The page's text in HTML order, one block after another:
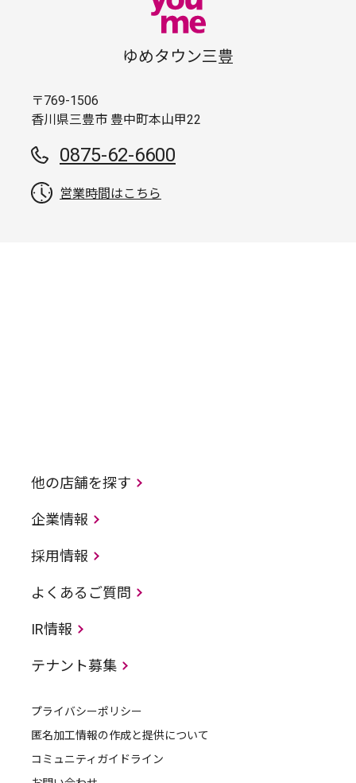
ゆめタウン三豊
〒769-1506
香川県三豊市 豊中町本山甲22
0875-62-6600
営業時間はこちら
他の店舗を探す
企業情報
採用情報
よくあるご質問
IR情報
テナント募集
プライバシーポリシー
匿名加工情報の作成と提供について
コミュニティガイドライン